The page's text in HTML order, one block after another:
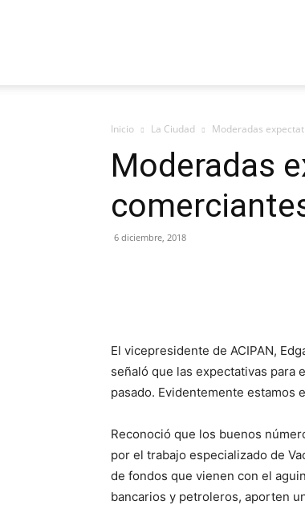
Inicio La Ciudad Moderadas
Moderadas
6 diciembre, 2018
El vicepresidente de ACIPAN,
señaló que las expectativas para
pasado. Evidentemente estamos
Reconoció que los buenos
por el trabajo especializado de
de fondos que vienen con el
bancarios y petroleros, aporten